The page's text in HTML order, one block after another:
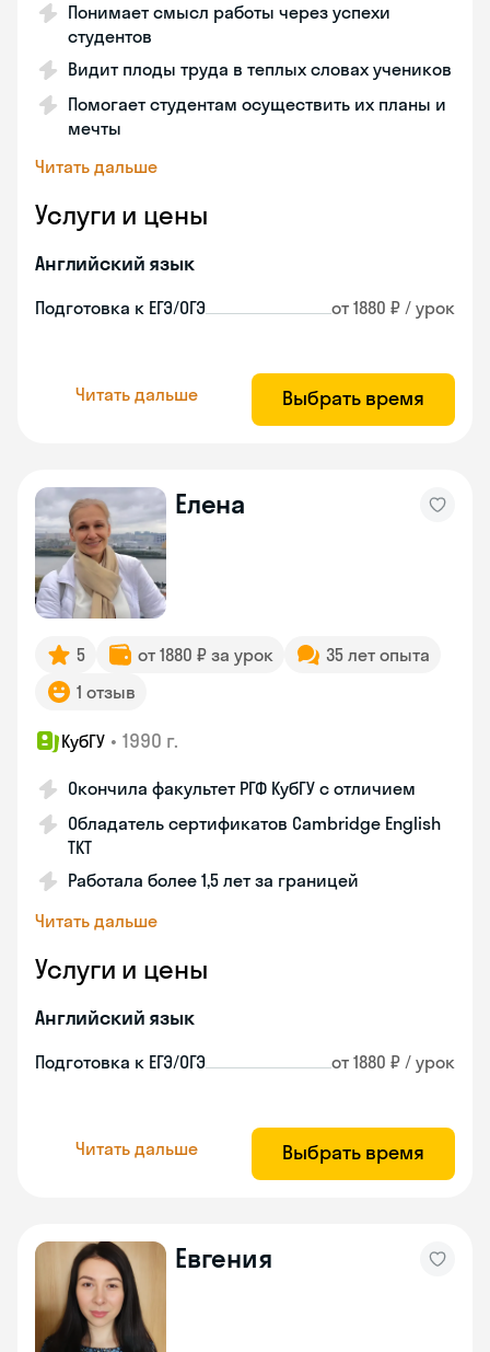
Понимает смысл работы через успехи
студентов
Видит плоды труда в теплых словах учеников
Помогает студентам осуществить их планы и
мечты
Читать дальше
Услуги и цены
Английский язык
Подготовка к ЕГЭ/ОГЭ от 1880 ₽ / урок
Читать дальше Выбрать время
Елена
5 от 1880 ₽ за урок
35 лет опыта
1 отзыв
КубГУ • 1990 г.
Окончила факультет РГФ КубГУ с отличием
Обладатель сертификатов Cambridge English
TKT
Работала более 1,5 лет за границей
Читать дальше
Услуги и цены
Английский язык
Подготовка к ЕГЭ/ОГЭ от 1880 ₽ / урок
Читать дальше Выбрать время
Евгения